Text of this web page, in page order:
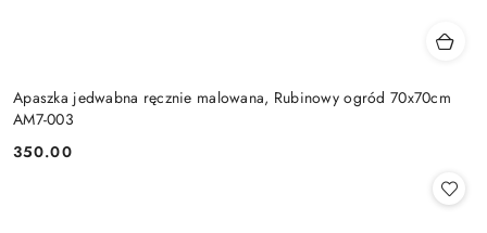
Apaszka jedwabna ręcznie malowana, Rubinowy ogród 70x70cm
AM7-003
Cena:
350.00